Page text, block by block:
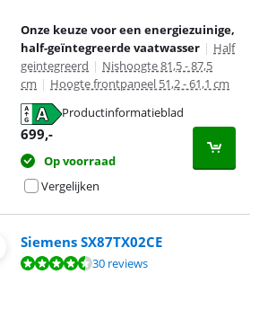
Onze keuze voor een energiezuinige,
half-geïntegreerde vaatwasser | Half
geintegreerd | Nishoogte 81,5 - 87,5
cm | Hoogte frontpaneel 51,2 - 61,1 cm
Productinformatieblad
699,-
Op voorraad
Vergelijken
Siemens SX87TX02CE
10, gebaseerd op 30 reviews.
30 reviews